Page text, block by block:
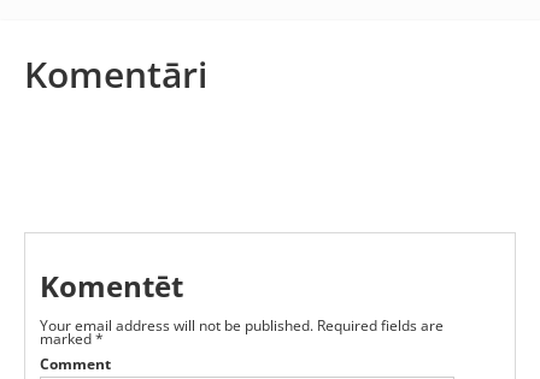
Komentāri
Komentēt
Your email address will not be published. Required fields are
marked*
Comment